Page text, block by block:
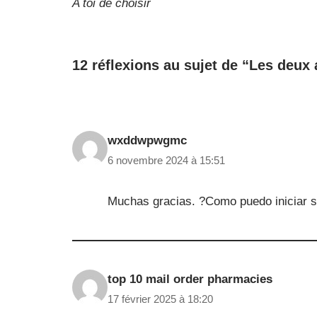
A toi de choisir
12 réflexions au sujet de “Les deux
wxddwpwgmc
6 novembre 2024 à 15:51
Muchas gracias. ?Como puedo iniciar
top 10 mail order pharmacies
17 février 2025 à 18:20